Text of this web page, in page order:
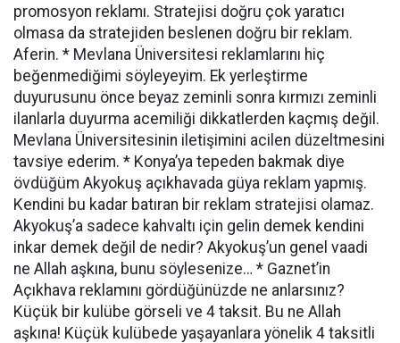
promosyon reklamı. Stratejisi doğru çok yaratıcı
olmasa da stratejiden beslenen doğru bir reklam.
Aferin. * Mevlana Üniversitesi reklamlarını hiç
beğenmediğimi söyleyeyim. Ek yerleştirme
duyurusunu önce beyaz zeminli sonra kırmızı zeminli
ilanlarla duyurma acemiliği dikkatlerden kaçmış değil.
Mevlana Üniversitesinin iletişimini acilen düzeltmesini
tavsiye ederim. * Konya’ya tepeden bakmak diye
övdüğüm Akyokuş açıkhavada güya reklam yapmış.
Kendini bu kadar batıran bir reklam stratejisi olamaz.
Akyokuş’a sadece kahvaltı için gelin demek kendini
inkar demek değil de nedir? Akyokuş’un genel vaadi
ne Allah aşkına, bunu söylesenize… * Gaznet’in
Açıkhava reklamını gördüğünüzde ne anlarsınız?
Küçük bir kulübe görseli ve 4 taksit. Bu ne Allah
aşkına! Küçük kulübede yaşayanlara yönelik 4 taksitli